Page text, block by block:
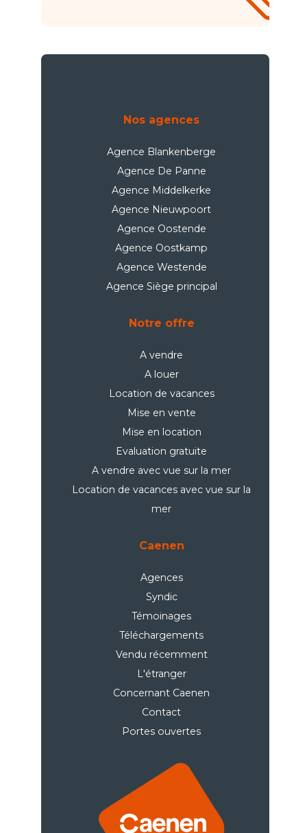
Nos agences
Agence Blankenberge
Agence De Panne
Agence Middelkerke
Agence Nieuwpoort
Agence Oostende
Agence Oostkamp
Agence Westende
Agence Siège principal
Notre offre
A vendre
A louer
Location de vacances
Mise en vente
Mise en location
Evaluation gratuite
A vendre avec vue sur la mer
Location de vacances avec vue sur la
mer
Caenen
Agences
Syndic
Témoinages
Téléchargements
Vendu récemment
L'étranger
Concernant Caenen
Contact
Portes ouvertes